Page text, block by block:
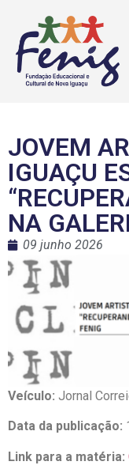
JOVEM
IGUAÇU
NA
09 junho 2026
Veículo: Jornal
Data da publicação:
Link para a matéria: